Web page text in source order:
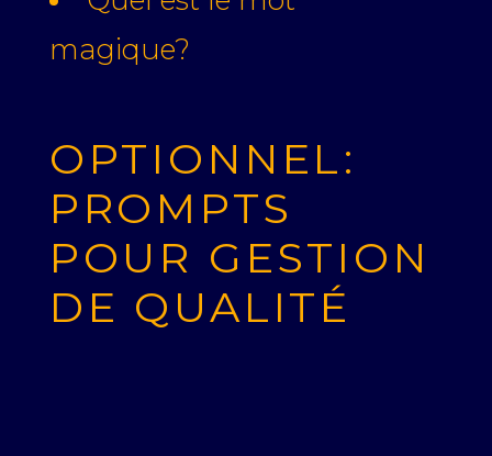
magique?
OPTIONNEL:
PROMPTS
POUR GESTION
DE QUALITÉ